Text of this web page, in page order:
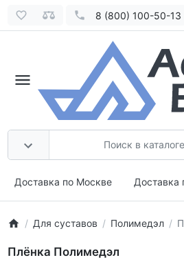
8 (800) 100-50-13
Доставка по Москве Доставка
Для суставов Полимедэл
Плёнка Полимедэл